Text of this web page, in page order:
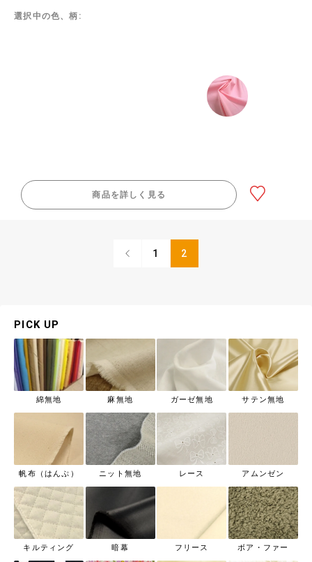
選択中の色、柄:
商品を詳しく見る
1 2
PICK UP
綿無地 麻無地 ガーゼ無地 サテン無地
帆布（はんぷ） ニット無地 レース アムンゼン
キルティング 暗幕 フリース ボア・ファー